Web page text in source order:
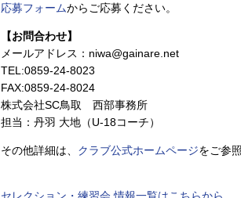
応募フォームからご応募ください。
【お問合わせ】
メールアドレス：niwa@gainare.net
TEL:0859-24-8023
FAX:0859-24-8024
株式会社SC鳥取 西部事務所
担当：丹羽 大地（U-18コーチ）
その他詳細は、 クラブ公式ホームページをご参